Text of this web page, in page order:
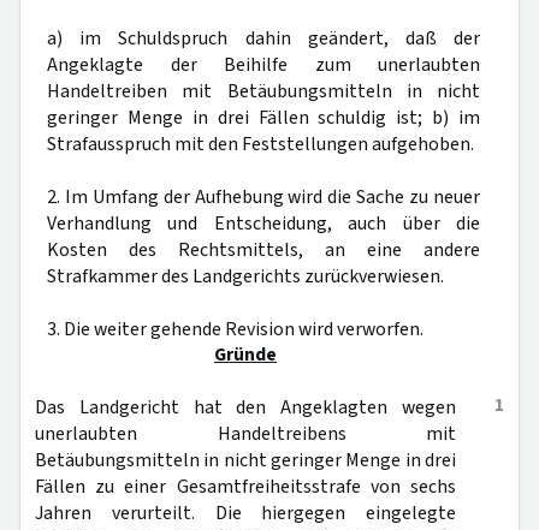
a) im Schuldspruch dahin geändert, daß der
Angeklagte der Beihilfe zum unerlaubten
Handeltreiben mit Betäubungsmitteln in nicht
geringer Menge in drei Fällen schuldig ist; b) im
Strafausspruch mit den Feststellungen aufgehoben.
2. Im Umfang der Aufhebung wird die Sache zu neuer
Verhandlung und Entscheidung, auch über die
Kosten des Rechtsmittels, an eine andere
Strafkammer des Landgerichts zurückverwiesen.
3. Die weiter gehende Revision wird verworfen.
Gründe
1
Das Landgericht hat den Angeklagten wegen
unerlaubten Handeltreibens mit
Betäubungsmitteln in nicht geringer Menge in drei
Fällen zu einer Gesamtfreiheitsstrafe von sechs
Jahren verurteilt. Die hiergegen eingelegte